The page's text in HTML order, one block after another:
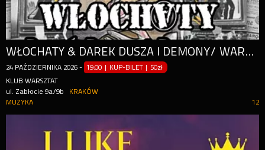
WŁOCHATY & DAREK DUSZA I DEMONY/ WARSZTAT/ KRAKÓW
24 PAŹDZIERNIKA 2026 - 19:00 | KUP-BILET | 50zł
KLUB WARSZTAT
ul. Zabłocie 9a/9b
KRAKÓW
12
MUZYKA